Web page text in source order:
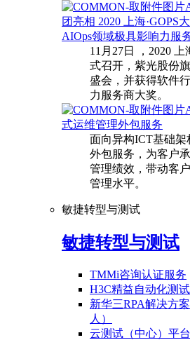
团亮相 2020 上海·GOPS
AIOps领域极具影响力服
11月27日 ，2020 上
式召开，紫光股份
盛会，并获得软件
力服务商大奖。
式运维管理外包服务
面向异构ICT基础
外包服务，为客户
管理绩效，带动客
管理水平。
敏捷转型与测试
敏捷转型与测试
TMMi咨询认证服务
H3C精益自动化测
新华三RPA解决方
人）
云测试（中心）平台